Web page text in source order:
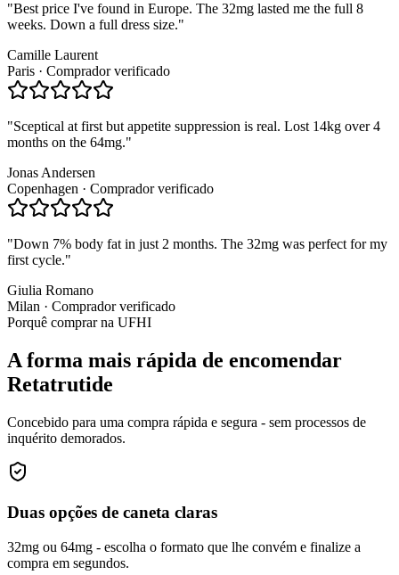
"Best price I've found in Europe. The 32mg lasted me the full 8
weeks. Down a full dress size."
Camille Laurent
Paris · Comprador verificado
"Sceptical at first but appetite suppression is real. Lost 14kg over 4
months on the 64mg."
Jonas Andersen
Copenhagen · Comprador verificado
"Down 7% body fat in just 2 months. The 32mg was perfect for my
first cycle."
Giulia Romano
Milan · Comprador verificado
Porquê comprar na UFHI
A forma mais rápida de encomendar
Retatrutide
Concebido para uma compra rápida e segura - sem processos de
inquérito demorados.
Duas opções de caneta claras
32mg ou 64mg - escolha o formato que lhe convém e finalize a
compra em segundos.